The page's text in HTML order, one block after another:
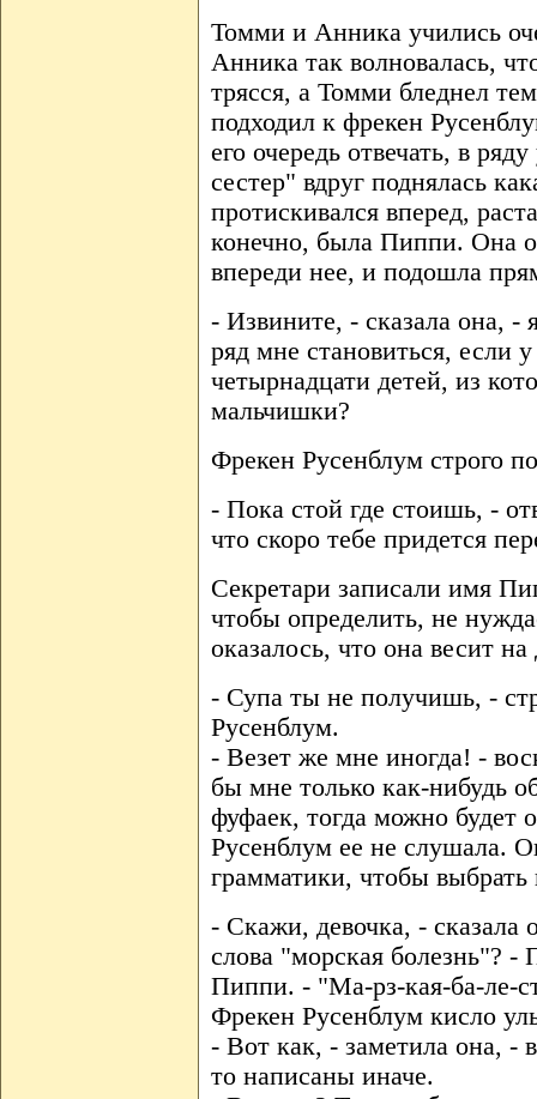
Томми и Анника учились
Анника так волновалась,
трясся, а Томми бледнел
подходил к фрекен
его очередь отвечать, в
сестер" вдруг поднялась
протискивался вперед,
конечно, была Пиппи. Она
впереди нее, и подошла
- Извините, - сказала она, -
ряд мне становиться, если
четырнадцати детей, из
мальчишки?
Фрекен Русенблум строго
- Пока стой где стоишь, -
что скоро тебе придется
Секретари записали имя
чтобы определить, не
оказалось, что она весит
- Супа ты не получишь, -
Русенблум.
- Везет же мне иногда! -
бы мне только как-нибудь
фуфаек, тогда можно будет
Русенблум ее не слушала.
грамматики, чтобы выбрать
- Скажи, девочка, - сказала
слова "морская болезнь"? -
Пиппи. - "Ма-рз-кая-ба-ле-
Фрекен Русенблум кисло
- Вот как, - заметила она, -
то написаны иначе.